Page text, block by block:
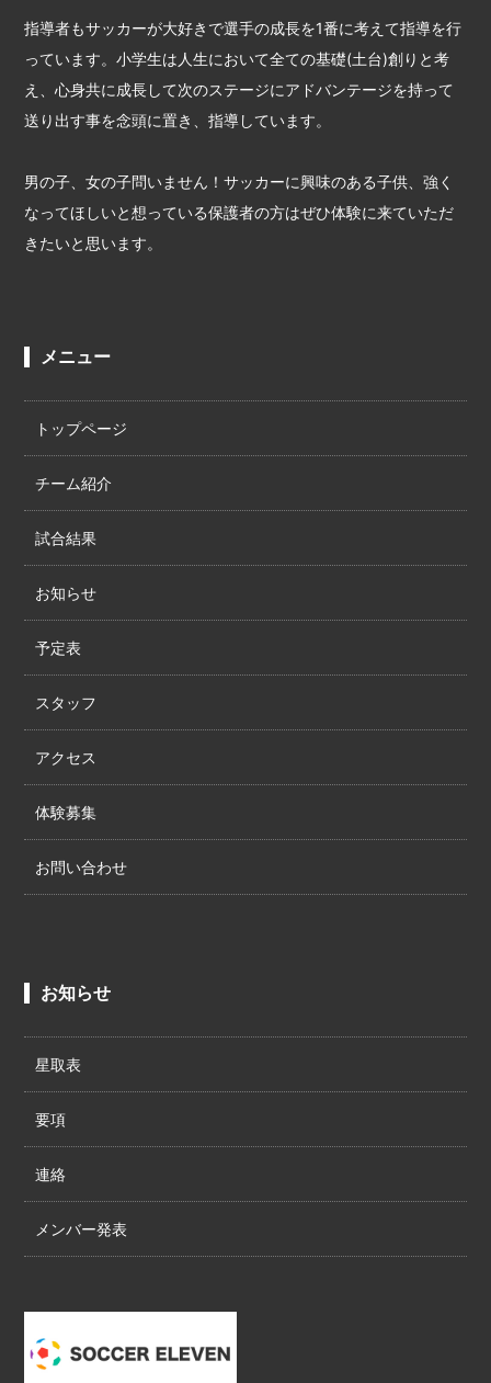
指導者もサッカーが大好きで選手の成長を1番に考えて指導を行
っています。小学生は人生において全ての基礎(土台)創りと考
え、心身共に成長して次のステージにアドバンテージを持って
送り出す事を念頭に置き、指導しています。
男の子、女の子問いません！サッカーに興味のある子供、強く
なってほしいと想っている保護者の方はぜひ体験に来ていただ
きたいと思います。
メニュー
トップページ
チーム紹介
試合結果
お知らせ
予定表
スタッフ
アクセス
体験募集
お問い合わせ
お知らせ
星取表
要項
連絡
メンバー発表